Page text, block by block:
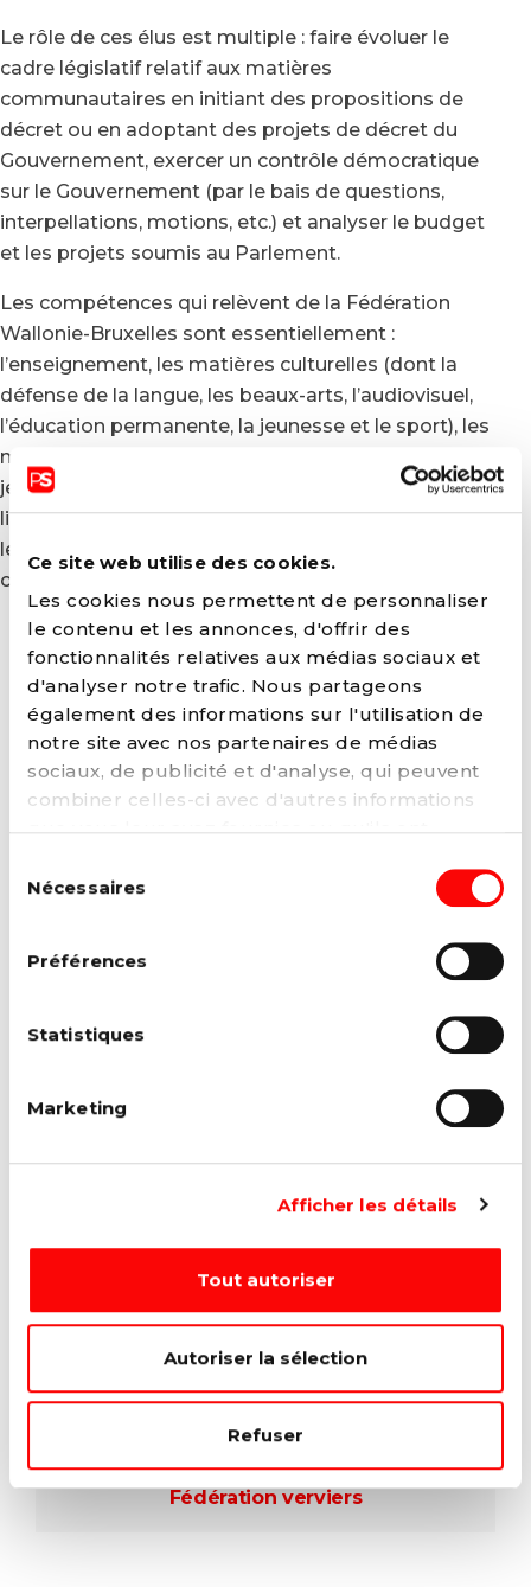
Ce site web utilise des cookies.
Les cookies nous permettent de personnaliser
le contenu et les annonces, d'offrir des
fonctionnalités relatives aux médias sociaux et
d'analyser notre trafic. Nous partageons
également des informations sur l'utilisation de
notre site avec nos partenaires de médias
sociaux, de publicité et d'analyse, qui peuvent
combiner celles-ci avec d'autres informations
services. Vous pouvez à tout moment modifier
politique
duNécessaires
Préférences
Statistiques
Marketing
Afficher les détails
Tout autoriser
Autoriser la sélection
Refuser
Le rôle de ces élus est multiple : faire évoluer le
cadre législatif relatif aux matières
communautaires en initiant des propositions de
décret ou en adoptant des projets de décret du
Gouvernement, exercer un contrôle démocratique
sur le Gouvernement (par le bais de questions,
interpellations, motions, etc.) et analyser le budget
et les projets soumis au Parlement.
Les compétences qui relèvent de la Fédération
Wallonie-Bruxelles sont essentiellement :
l’enseignement, les matières culturelles (dont la
défense de la langue, les beaux-arts, l’audiovisuel,
l’éducation permanente, la jeunesse et le sport), les
matières personnalisables (dont l’aide à la
jeunesse, l’enfance et les compétences de santé en
lien avec les autres compétences de la Fédération),
les relations internationales dans ses sphères de
compétence et l’emploi des langues.
FÉDÉRATION DE LIÈGE
Fédération Liège
FÉDÉRATION MONS BORINAGE
FÉDÉRATION OSTBELGIEN
Fédération Ostbelgien
FÉDÉRATION VERVIERS
Bureau
Fédération verviers